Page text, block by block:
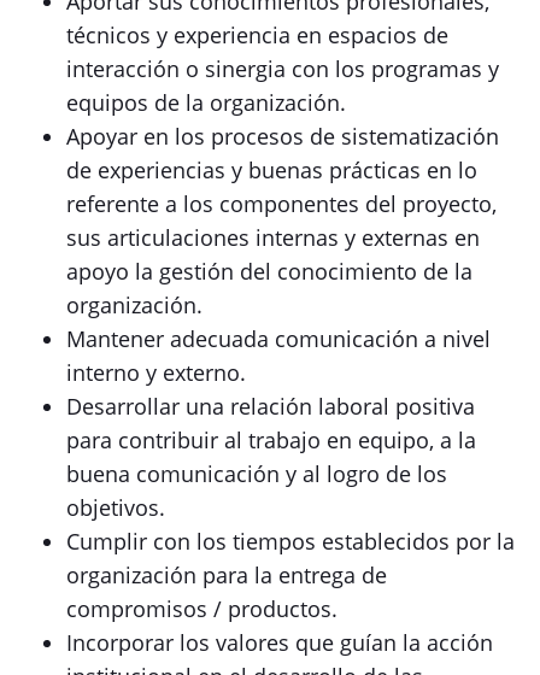
técnicos y experiencia en espacios de
interacción o sinergia con los programas y
equipos de la organización.
Apoyar en los procesos de sistematización
de experiencias y buenas prácticas en lo
referente a los componentes del proyecto,
sus articulaciones internas y externas en
apoyo la gestión del conocimiento de la
organización.
Mantener adecuada comunicación a nivel
interno y externo.
Desarrollar una relación laboral positiva
para contribuir al trabajo en equipo, a la
buena comunicación y al logro de los
objetivos.
Cumplir con los tiempos establecidos por la
organización para la entrega de
compromisos / productos.
Incorporar los valores que guían la acción